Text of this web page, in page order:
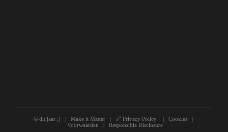
© dit jaar ;) | Make it Matter | 🔗 Privacy Policy | Cookies |
Voorwaarden | Responsible Disclosure